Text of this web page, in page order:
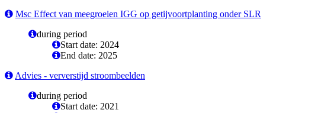
Msc Effect van meegroeien IGG op getijvoortplanting onder SLR
during period
Start date: 2024
End date: 2025
Advies - ververstijd stroombeelden
during period
Start date: 2021